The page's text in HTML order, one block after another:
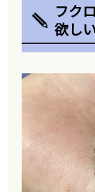
フク
欲し